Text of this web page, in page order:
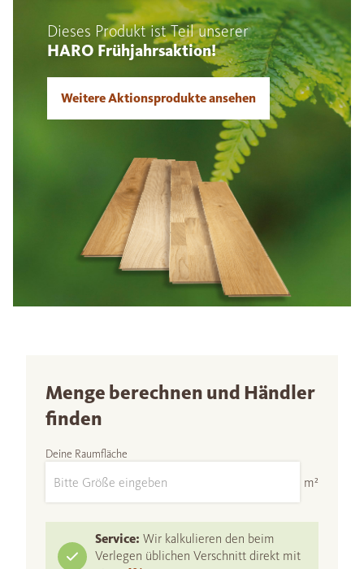
Dieses Produkt ist Teil unserer
HARO Frühjahrsaktion!
Weitere Aktionsprodukte ansehen
Menge berechnen und Händler
finden
Deine Raumfläche
m²
Service: Wir kalkulieren den beim
Verlegen üblichen Verschnitt direkt mit